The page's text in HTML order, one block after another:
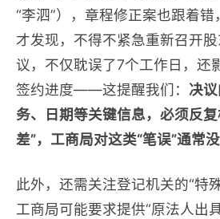
“李泗”），章程修正案也跟着
才发现，不得不紧急重新召开
议，不仅耽误了7个工作日，还
签约进度——这提醒我们： 决
务、日期等关键信息，必须反
差”，工商局对这类“笔误”通常没
此外，还需关注登记机关的“特
工商局可能要求提供“原法人出